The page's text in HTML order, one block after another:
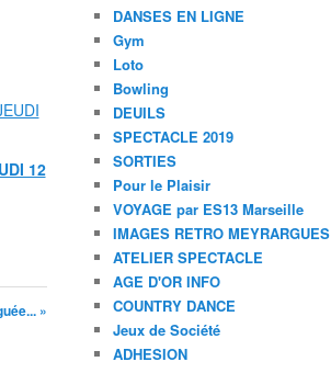
12
»
DANSES EN LIGNE
Gym
Loto
Bowling
DEUILS
SPECTACLE 2019
SORTIES
Pour le Plaisir
VOYAGE par ES13 Marseille
IMAGES RETRO MEYRARGUES
ATELIER SPECTACLE
AGE D'OR INFO
COUNTRY DANCE
Jeux de Société
ADHESION